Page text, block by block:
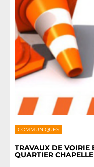
COMMUNIQUÉS
TRAVAUX DE VOIRIE
QUARTIER